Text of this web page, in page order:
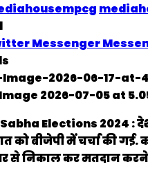
Messenger
Elections 2024 :
को बीजेपी में चर्चा की
से निकाल कर मतदान करने